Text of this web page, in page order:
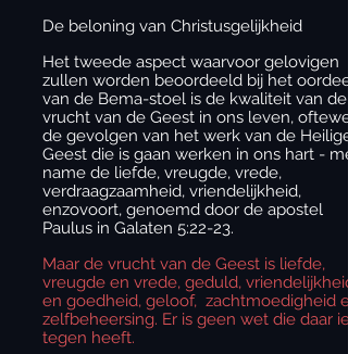
De beloning van Christusgelijkheid
Het tweede aspect waarvoor gelovigen
zullen worden beoordeeld bij het oordeel
van de Bema-stoel is de kwaliteit van de
vrucht van de Geest in ons leven, oftewel
de gevolgen van het werk van de Heilige
Geest die is gaan werken in ons hart -
name de liefde, vreugde, vrede,
verdraagzaamheid, vriendelijkheid,
enzovoort, genoemd door de apostel
Paulus in Galaten 5:22-23.
Maar de vrucht van de Geest is liefde,
vreugde en vrede, geduld, vriendelijkheid
en goedheid, geloof, zachtmoedigheid
zelfbeheersing. Er is geen wet die daar
tegen heeft.